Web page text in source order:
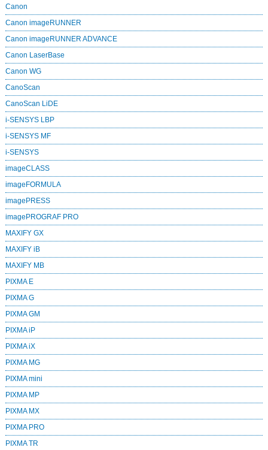
Canon
Canon imageRUNNER
Canon imageRUNNER ADVANCE
Canon LaserBase
Canon WG
CanoScan
CanoScan LiDE
i-SENSYS LBP
i-SENSYS MF
i‑SENSYS
imageCLASS
imageFORMULA
imagePRESS
imagePROGRAF PRO
MAXIFY GX
MAXIFY iB
MAXIFY MB
PIXMA E
PIXMA G
PIXMA GM
PIXMA iP
PIXMA iX
PIXMA MG
PIXMA mini
PIXMA MP
PIXMA MX
PIXMA PRO
PIXMA TR